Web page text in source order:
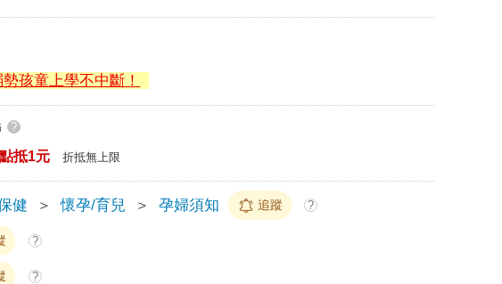
孩童上學不中斷！
?
抵1元 折抵無上限
健 ＞ 懷孕/育兒 ＞ 孕婦須知 追蹤 ?
?
?